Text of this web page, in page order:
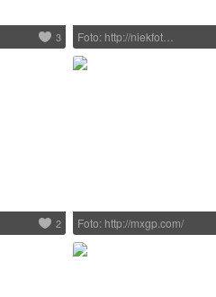
3 Foto: http://niekfot…
2 Foto: http://mxgp.com/